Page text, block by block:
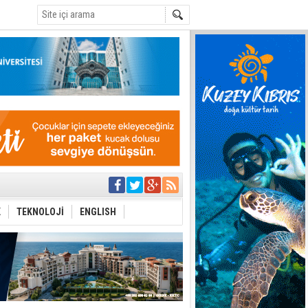
arasında
Yasası
TEKNOLOJİ ENGLISH